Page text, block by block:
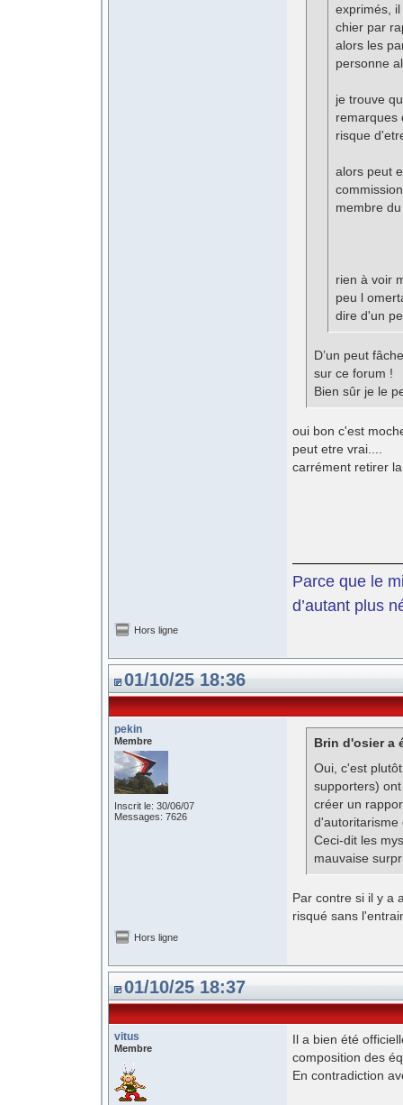
exprimés,
chier par
alors les
personne
je trouve
remarques
risque
alors peut
membre
rien à voir
peu l
dire d'un
D’un peut
sur ce forum !
Bien sûr je le
oui bon c'est
peut etre vrai....
carrément retirer
Parce que le
d’autant plus
Hors ligne
01/10/25 18:36
pekin
Membre
Inscrit le: 30/06/07
Messages: 7626
Brin d'osier a
Oui, c'est
supporters)
créer un
d'autoritarisme
Ceci-dit les
mauvaise
Par contre si il y a
risqué sans
Hors ligne
01/10/25 18:37
vitus
Membre
Il a bien été
composition des
En contradiction